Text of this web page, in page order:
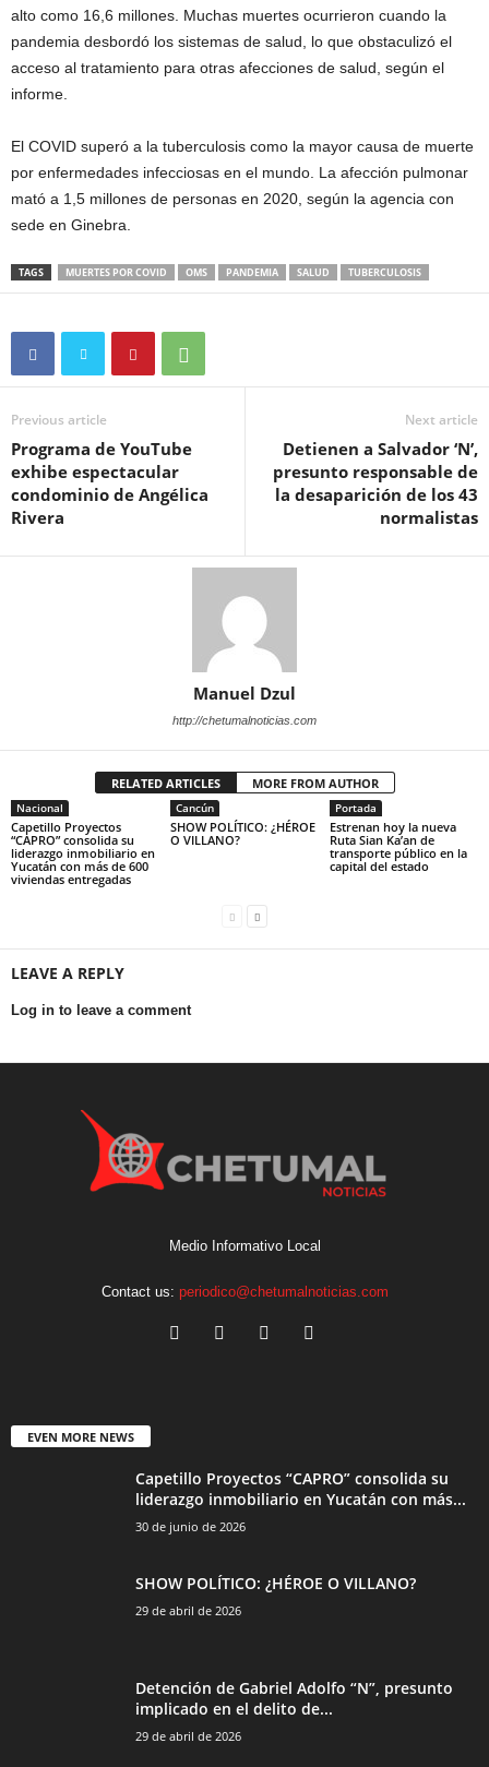
alto como 16,6 millones. Muchas muertes ocurrieron cuando la
pandemia desbordó los sistemas de salud, lo que obstaculizó el
acceso al tratamiento para otras afecciones de salud, según el
informe.
El COVID superó a la tuberculosis como la mayor causa de muerte
por enfermedades infecciosas en el mundo. La afección pulmonar
mató a 1,5 millones de personas en 2020, según la agencia con
sede en Ginebra.
TAGS MUERTES POR COVID OMS PANDEMIA SALUD TUBERCULOSIS
Previous article
Programa de YouTube
exhibe espectacular
condominio de Angélica
Rivera
Next article
Detienen a Salvador ‘N’,
presunto responsable de
la desaparición de los 43
normalistas
Manuel Dzul
http://chetumalnoticias.com
RELATED ARTICLES MORE FROM AUTHOR
Nacional
Capetillo Proyectos
“CAPRO” consolida su
liderazgo inmobiliario en
Yucatán con más de 600
viviendas entregadas
Cancún
SHOW POLÍTICO: ¿HÉROE
O VILLANO?
Portada
Estrenan hoy la nueva
Ruta Sian Ka’an de
transporte público en la
capital del estado
LEAVE A REPLY
Log in to leave a comment
Medio Informativo Local
Contact us: periodico@chetumalnoticias.com
EVEN MORE NEWS
Capetillo Proyectos “CAPRO” consolida su
liderazgo inmobiliario en Yucatán con más...
30 de junio de 2026
SHOW POLÍTICO: ¿HÉROE O VILLANO?
29 de abril de 2026
Detención de Gabriel Adolfo “N”, presunto
implicado en el delito de...
29 de abril de 2026